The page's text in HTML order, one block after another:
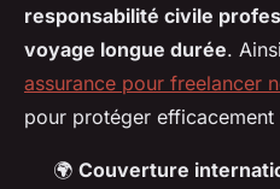
responsabilité civile
voyage longue durée.
assurance pour freelancer
pour protéger efficacement
🌍 Couverture